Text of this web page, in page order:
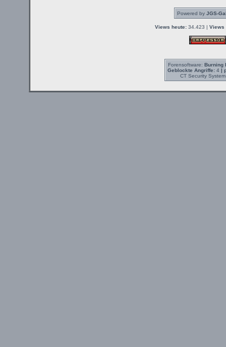
Powered by JGS-
Views heute: 34.423 | Views
Forensoftware: Burning
Geblockte Angriffe:4 |
CT Security